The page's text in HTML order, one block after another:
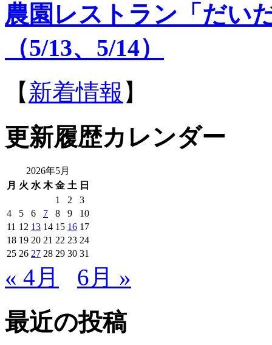
農園レストラン「だい
（5/13、5/14）
【 新着情報 】
更新履歴カレンダー
2026年5月
月 火 水 木 金 土 日
1
2
3
4
5 6 7 8 9
10
11 12 13 14 15 16 17
18 19 20 21 22 23 24
25 26 27 28 29 30 31
« 4月 6月 »
最近の投稿